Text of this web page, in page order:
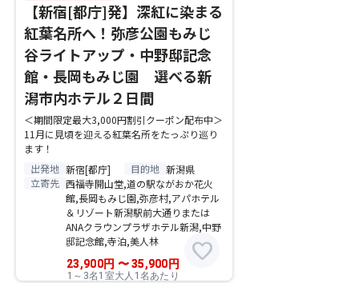
【新宿[都庁]発】深紅に染まる
紅葉名所へ！弥彦公園もみじ
谷ライトアップ・中野邸記念
館・長岡もみじ園 選べる新
潟市内ホテル２日間
＜期間限定最大3,000円割引クーポン配布中＞
11月に見頃を迎える紅葉名所をたっぷり巡り
ます！
出発地 新宿[都庁] 目的地 新潟県
立寄先 西福寺開山堂,道の駅ながおか花火
館,長岡もみじ園,弥彦村,アパホテル
＆リゾート新潟駅前大通りまたは
ANAクラウンプラザホテル新潟,中野
邸記念館,寺泊,美人林
23,900円 〜35,900 円
1～3名1室大人1名あたり
favorite